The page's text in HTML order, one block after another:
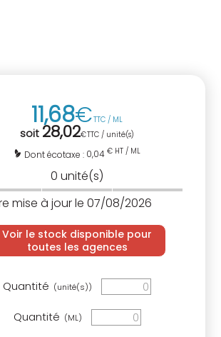
11,68€TTC / ML
soit 28,02€TTC / unité(s)
Dont écotaxe : 0,04 € HT / ML
0 unité(s)
mise à jour le 07/08/2026
Voir le stock disponible pour
toutes les agences
Quantité (unité(s))
Quantité (ML)